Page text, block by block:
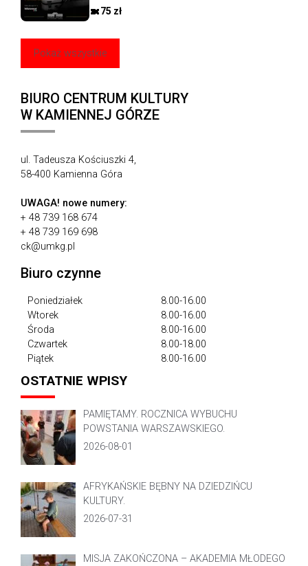
75 zł
Pokaż wszystkie
BIURO CENTRUM KULTURY
W KAMIENNEJ GÓRZE
ul. Tadeusza Kościuszki 4,
58-400 Kamienna Góra
UWAGA! nowe numery:
+ 48 739 168 674
+ 48 739 169 698
ck@umkg.pl
Biuro czynne
Poniedziałek
Wtorek
Środa
Czwartek
Piątek
8.00-16.00
8.00-16.00
8.00-16.00
8.00-18.00
8.00-16.00
OSTATNIE WPISY
PAMIĘTAMY. ROCZNICA WYBUCHU
POWSTANIA WARSZAWSKIEGO.
2026-08-01
AFRYKAŃSKIE BĘBNY NA DZIEDZIŃCU
KULTURY.
2026-07-31
MISJA ZAKOŃCZONA – AKADEMIA MŁODEGO